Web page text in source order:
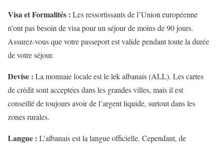
Visa et Formalités : Les ressortissants de l’Union européenne
n’ont pas besoin de visa pour un séjour de moins de 90 jours.
Assurez-vous que votre passeport est valide pendant toute la durée
de votre séjour.
Devise : La monnaie locale est le lek albanais (ALL). Les cartes
de crédit sont acceptées dans les grandes villes, mais il est
conseillé de toujours avoir de l’argent liquide, surtout dans les
zones rurales.
Langue : L’albanais est la langue officielle. Cependant, de